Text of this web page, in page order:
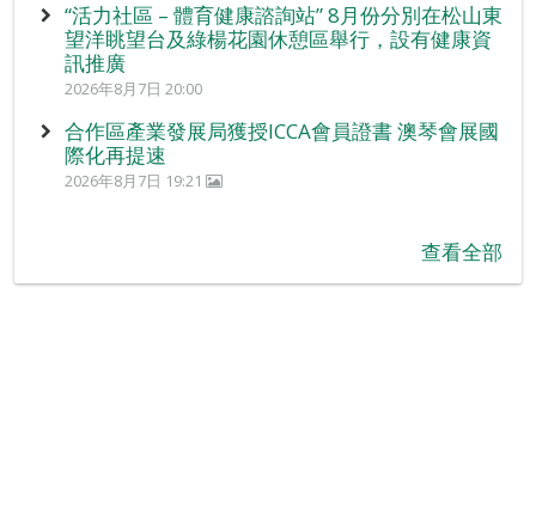
“活力社區 – 體育健康諮詢站” 8月份分別在松山東
望洋眺望台及綠楊花園休憩區舉行，設有健康資
訊推廣
2026年8月7日 20:00
合作區產業發展局獲授ICCA會員證書 澳琴會展國
際化再提速
2026年8月7日 19:21
查看全部